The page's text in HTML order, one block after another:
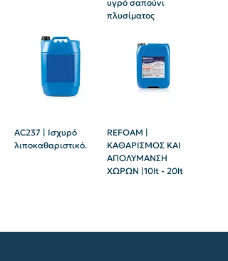
υγρό σαπούνι
πλυσίματος
AC237 | Ισχυρό
λιποκαθαριστικό.
REFOAM |
ΚΑΘΑΡΙΣΜΟΣ ΚΑΙ
ΑΠΟΛΥΜΑΝΣΗ
ΧΩΡΩΝ |10lt - 20lt